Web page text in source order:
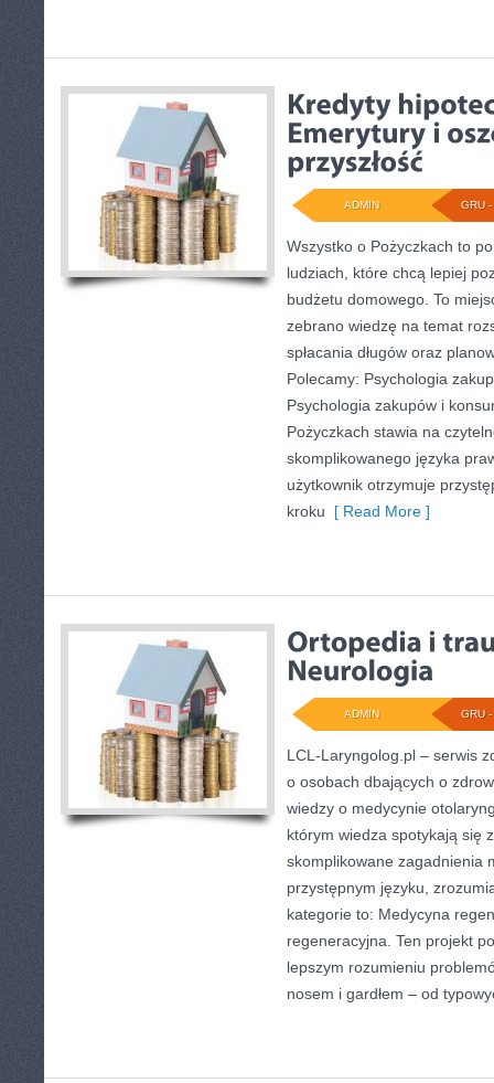
GRU
ADMIN
Wszystko o Pożyczkach to
ludziach, które chcą lepiej
budżetu domowego. To
zebrano wiedzę na temat
spłacania długów oraz
Polecamy: Psychologia
Psychologia zakupów i
Pożyczkach stawia na
skomplikowanego języka
użytkownik otrzymuje
kroku [ Read More ]
GRU
ADMIN
LCL-Laryngolog.pl – serwis
o osobach dbających o
wiedzy o medycynie
którym wiedza spotykają się
skomplikowane zagadnienia
przystępnym języku,
kategorie to: Medycyna
regeneracyjna. Ten projekt
lepszym rozumieniu
nosem i gardłem – od